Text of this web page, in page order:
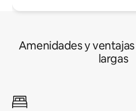
Amenidades y
largas